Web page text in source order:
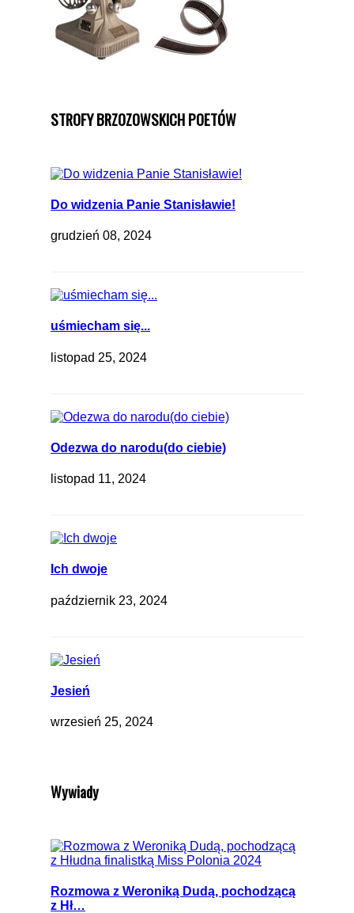
STROFY BRZOZOWSKICH POETÓW
Do widzenia Panie Stanisławie!
grudzień 08, 2024
uśmiecham się...
listopad 25, 2024
Odezwa do narodu(do ciebie)
listopad 11, 2024
Ich dwoje
październik 23, 2024
Jesień
wrzesień 25, 2024
Wywiady
Rozmowa z Weroniką Dudą, pochodzącą
z Hł…